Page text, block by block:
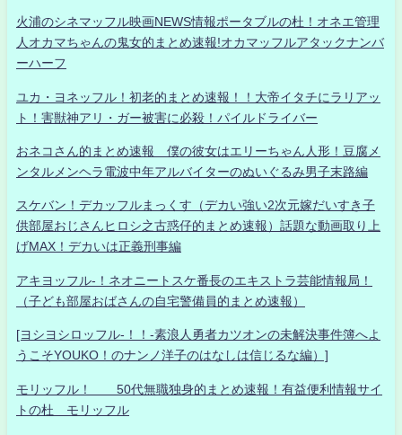
火浦のシネマッフル映画NEWS情報ポータブルの杜！オネエ管理
人オカマちゃんの鬼女的まとめ速報!オカマッフルアタックナンバ
ーハーフ
ユカ・ヨネッフル！初老的まとめ速報！！大帝イタチにラリアッ
ト！害獣神アリ・ガー被害に必殺！パイルドライバー
おネコさん的まとめ速報 僕の彼女はエリーちゃん人形！豆腐メ
ンタルメンヘラ電波中年アルバイターのぬいぐるみ男子末路編
スケバン！デカッフルまっくす（デカい強い2次元嫁だいすき子
供部屋おじさんヒロシ之古惑仔的まとめ速報）話題な動画取り上
げMAX！デカいは正義刑事編
アキヨッフル-！ネオニートスケ番長のエキストラ芸能情報局！
（子ども部屋おばさんの自宅警備員的まとめ速報）
[ヨシヨシロッフル-！！-素浪人勇者カツオンの未解決事件簿へよ
うこそYOUKO！のナンノ洋子のはなしは信じるな編）]
モリッフル！ 50代無職独身的まとめ速報！有益便利情報サイ
トの杜 モリッフル